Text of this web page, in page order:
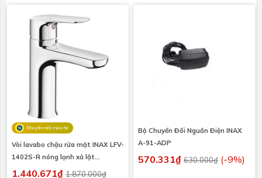
Khuyến mãi mùa hè
Vòi lavabo chậu rửa mặt INAX LFV-
1402S-R nóng lạnh xả lật
(LFV1402SR)
1.440.671₫ 1.870.000₫
Bộ Chuyển Đổi Nguồn Điện INAX
A-91-ADP
570.331₫ 630.000₫ (-9%)